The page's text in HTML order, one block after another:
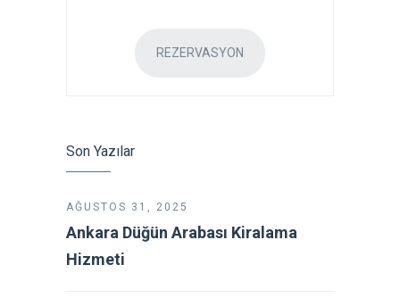
REZERVASYON
Son Yazılar
AĞUSTOS 31, 2025
Ankara Düğün Arabası Kiralama
Hizmeti